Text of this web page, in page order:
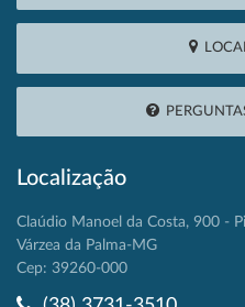
Localização
Claúdio Manoel da Costa, 900 -
Várzea da Palma-MG
Cep: 39260-000